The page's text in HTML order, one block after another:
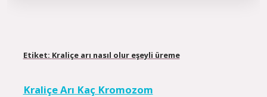
Etiket: Kraliçe arı nasıl olur eşeyli üreme
Kraliçe Arı Kaç Kromozom